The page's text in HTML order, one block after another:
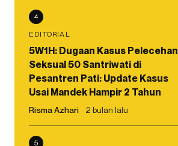
4
EDITORIAL
5W1H: Dugaan Kasus Pelecehan
Seksual 50 Santriwati di
Pesantren Pati: Update Kasus
Usai Mandek Hampir 2 Tahun
Risma Azhari 2 bulan lalu
5